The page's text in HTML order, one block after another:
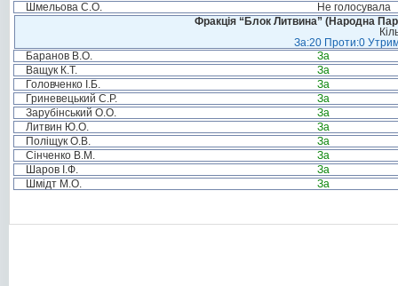
Шмельова С.О.
Не голосувала
Фракція “Блок Литвина” (Народна
За:20 Проти:0
Баранов В.О.
За
Ващук К.Т.
За
Головченко І.Б.
За
Гриневецький С.Р.
За
Зарубінський О.О.
За
Литвин Ю.О.
За
Поліщук О.В.
За
Сінченко В.М.
За
Шаров І.Ф.
За
Шмідт М.О.
За